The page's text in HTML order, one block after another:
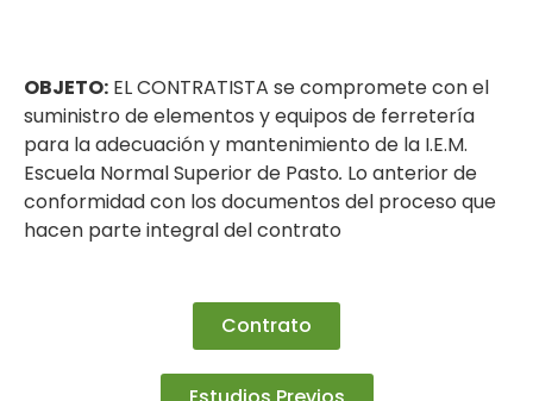
OBJETO: EL CONTRATISTA se compromete con el
suministro de elementos y equipos de ferretería
para la adecuación y mantenimiento de la I.E.M.
Escuela Normal Superior de Pasto. Lo anterior de
conformidad con los documentos del proceso que
hacen parte integral del contrato
Contrato